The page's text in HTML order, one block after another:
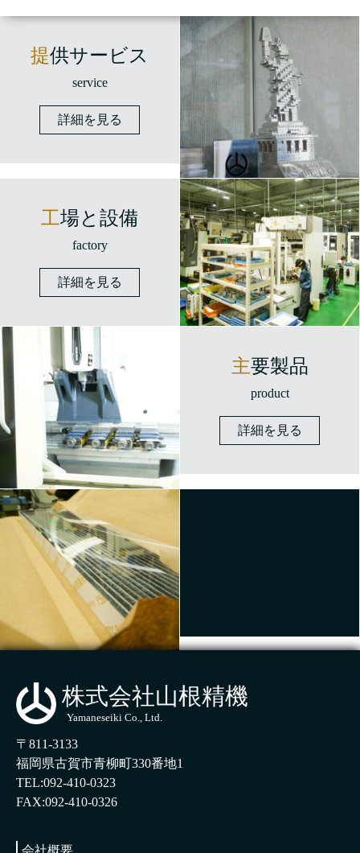
提供サービス
service
詳細を見る
工場と設備
factory
詳細を見る
主要製品
product
詳細を見る
株式会社山根精機
Yamaneseiki Co., Ltd.
〒811-3133
福岡県古賀市青柳町330番地1
TEL:092-410-0323
FAX:092-410-0326